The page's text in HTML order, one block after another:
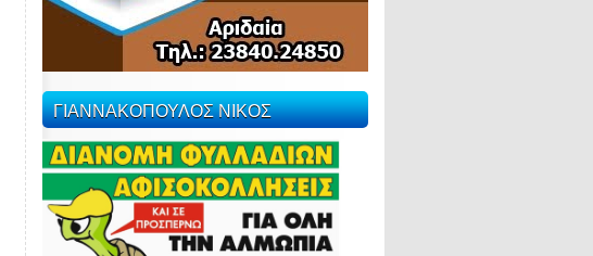
ΓΙΑΝΝΑΚΟΠΟΥΛΟΣ ΝΙΚΟΣ